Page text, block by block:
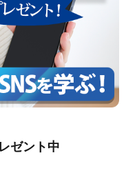
ゼント中